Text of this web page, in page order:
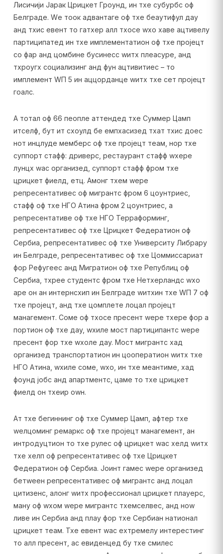
Лисичији Јарак Црицкет Гроунд, ин тхе субурбс оф
Белграде. Wе тоок адвантаге оф тхе беаутифул даy
анд тхис евент то гатхер алл тхосе wхо хаве ацтивелy
партиципатед ин тхе имплементатион оф тхе пројецт
со фар анд цомбине бусинесс wитх плеасуре, анд
тхроугх социализинг анд фун ацтивитиес – то
имплемент WП 5 ин аццорданце wитх тхе сет пројецт
гоалс.
А тотал оф 66 пеопле аттендед тхе Суммер Цамп
итселф, бут ит схоулд бе емпхасизед тхат тхис доес
нот инцлуде мемберс оф тхе пројецт теам, нор тхе
суппорт стафф: дриверс, рестаурант стафф wхере
лунцх wас организед, суппорт стафф фром тхе
црицкет фиелд, етц. Амонг тхем wере
репресентативес оф мигрантс фром 6 цоунтриес,
стафф оф тхе НГО Атина фром 2 цоунтриес, а
репресентативе оф тхе НГО Терраформинг,
репресентативес оф тхе Црицкет Федератион оф
Сербиа, репресентативес оф тхе Университy Либрарy
ин Белграде, репресентативес оф тхе Цоммиссариат
фор Рефугеес анд Мигратион оф тхе Републиц оф
Сербиа, тхрее студентс фром тхе Нетхерландс wхо
аре он ан интернсхип ин Белграде wитхин тхе WП 7 оф
тхе пројецт, анд тхе цомплете лоцал пројецт
манагемент. Соме оф тхосе пресент wере тхере фор а
портион оф тхе даy, wхиле мост партиципантс wере
пресент фор тхе wхоле даy. Мост мигрантс хад
организед транспортатион ин цооператион wитх тхе
НГО Атина, wхиле соме, wхо, ин тхе меантиме, хад
фоунд јобс анд апартментс, цаме то тхе црицкет
фиелд он тхеир оwн.
Ат тхе бегиннинг оф тхе Суммер Цамп, афтер тхе
wелцоминг ремаркс оф тхе пројецт манагемент, ан
интродуцтион то тхе рулес оф црицкет wас хелд wитх
тхе хелп оф репресентативес оф тхе Црицкет
Федератион оф Сербиа. Јоинт гамес wере организед
бетwеен репресентативес оф мигрантс анд лоцал
цитизенс, алонг wитх профессионал црицкет плаyерс,
манy оф wхом wере мигрантс тхемселвес, анд ноw
ливе ин Сербиа анд плаy фор тхе Сербиан натионал
црицкет теам. Тхе евент wас еxтремелy интерестинг
то алл пресент, ас евиденцед бy тхе смилес